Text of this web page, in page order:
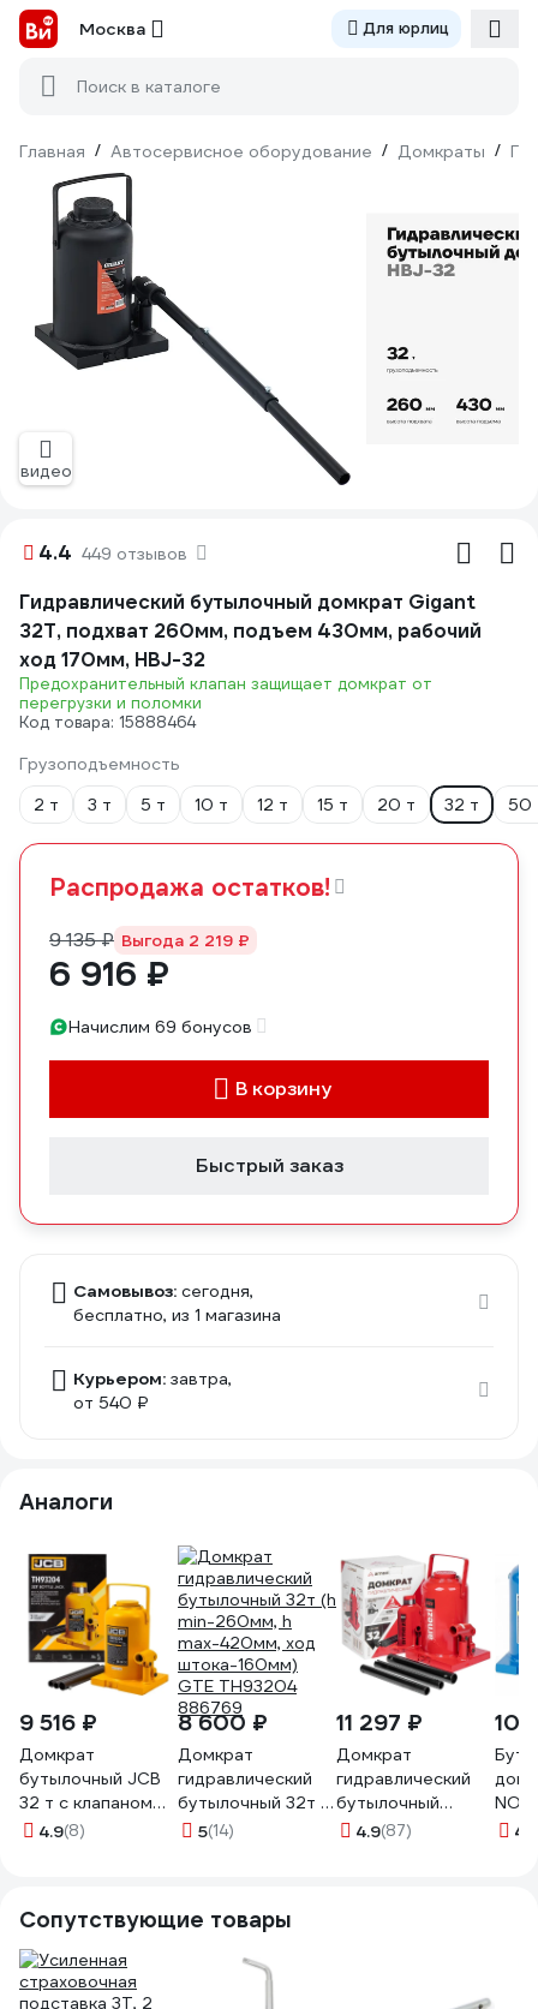
Москва Для юрлиц
Поиск в каталоге
Главная / Автосервисное оборудование / Домкраты /
видео
4.4 449 отзывов
Гидравлический бутылочный домкрат Gigant
32Т, подхват 260мм, подъем 430мм, рабочий
ход 170мм, HBJ-32
Предохранительный клапан защищает домкрат от
перегрузки и поломки
Код товара: 15888464
Грузоподъемность
2 т
3 т 5 т 10 т 12 т 15 т 20 т 32 т 50
Распродажа остатков!
9 135 ₽ Выгода 2 219 ₽
6 916 ₽
Начислим 69 бонусов
В корзину
Быстрый заказ
Самовывоз: сегодня,
бесплатно, из 1 магазина
Курьером: завтра,
от 540 ₽
Аналоги
9 516 ₽
Домкрат
бутылочный JCB
32 т с клапаном
JCB-
4.9(8)
8 600 ₽
Домкрат
гидравлический
бутылочный 32т (h
min-260мм, h
886769
5(14)
11 297 ₽
Домкрат
гидравлический
бутылочный
ARNEZI 32т 260-
4.9(87)
10
4.7
Сопутствующие товары